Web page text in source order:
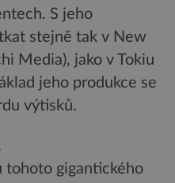
S jeho
stejně tak v New
Media), jako v Tokiu
jeho produkce se
výtisků.
tohoto gigantického